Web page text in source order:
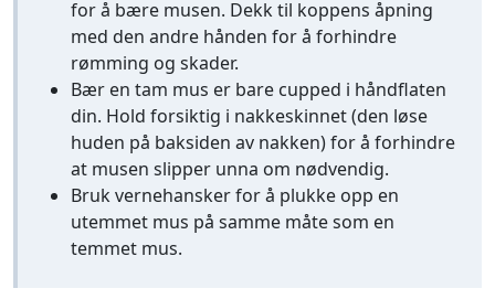
for å bære musen. Dekk til koppens åpning
med den andre hånden for å forhindre
rømming og skader.
Bær en tam mus er bare cupped i håndflaten
din. Hold forsiktig i nakkeskinnet (den løse
huden på baksiden av nakken) for å forhindre
at musen slipper unna om nødvendig.
Bruk vernehansker for å plukke opp en
utemmet mus på samme måte som en
temmet mus.